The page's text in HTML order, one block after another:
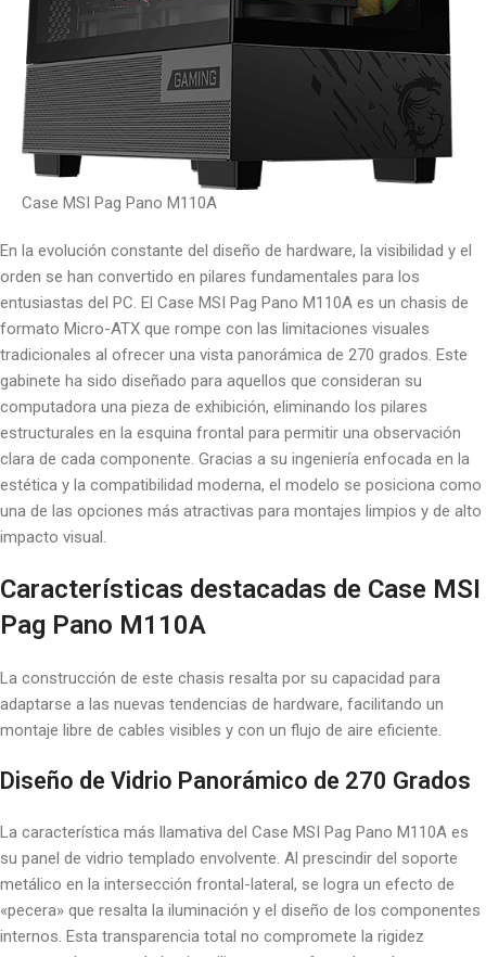
Case MSI Pag Pano M110A
En la evolución constante del diseño de hardware, la visibilidad y el
orden se han convertido en pilares fundamentales para los
entusiastas del PC. El Case MSI Pag Pano M110A es un chasis de
formato Micro-ATX que rompe con las limitaciones visuales
tradicionales al ofrecer una vista panorámica de 270 grados. Este
gabinete ha sido diseñado para aquellos que consideran su
computadora una pieza de exhibición, eliminando los pilares
estructurales en la esquina frontal para permitir una observación
clara de cada componente. Gracias a su ingeniería enfocada en la
estética y la compatibilidad moderna, el modelo se posiciona como
una de las opciones más atractivas para montajes limpios y de alto
impacto visual.
Características destacadas de Case MSI
Pag Pano M110A
La construcción de este chasis resalta por su capacidad para
adaptarse a las nuevas tendencias de hardware, facilitando un
montaje libre de cables visibles y con un flujo de aire eficiente.
Diseño de Vidrio Panorámico de 270 Grados
La característica más llamativa del Case MSI Pag Pano M110A es
su panel de vidrio templado envolvente. Al prescindir del soporte
metálico en la intersección frontal-lateral, se logra un efecto de
«pecera» que resalta la iluminación y el diseño de los componentes
internos. Esta transparencia total no compromete la rigidez